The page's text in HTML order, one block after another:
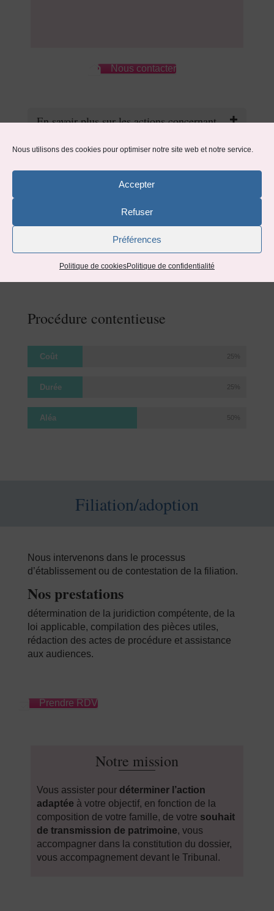
Nous utilisons des cookies pour optimiser notre site web et notre service.
Accepter
Refuser
Préférences
Politique de cookiesPolitique de confidentialité
Nous contacter
En savoir plus sur les actions concernant
Processus amiable
Procédure contentieuse
Coût 25%
Durée 25%
Aléa 50%
Filiation/adoption
Nous intervenons dans le processus
d’établissement ou de contestation de la filiation.
Nos prestations
détermination de la juridiction compétente, de la
loi applicable, compilation des pièces utiles,
rédaction des actes de procédure et assistance
aux audiences.
Prendre RDV
Notre mission
Vous assister pour déterminer l’action
adaptée à votre objectif, en fonction de la
composition de votre famille, de votre souhait
de transmission de patrimoine, vous
accompagner dans la constitution du dossier,
vous accompagnement devant le Tribunal.